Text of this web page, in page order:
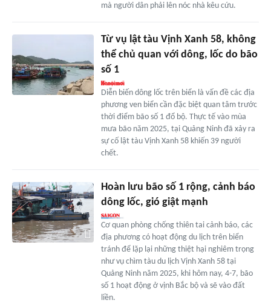
mà người dân phải lên nóc nhà kêu cứu.
Từ vụ lật tàu Vịnh Xanh 58, không
thể chủ quan với dông, lốc do bão
số 1
Diễn biến dông lốc trên biển là vấn đề các địa
phương ven biển cần đặc biệt quan tâm trước
thời điểm bão số 1 đổ bộ. Thực tế vào mùa
mưa bão năm 2025, tại Quảng Ninh đã xảy ra
sự cố lật tàu Vịnh Xanh 58 khiến 39 người
chết.
Hoàn lưu bão số 1 rộng, cảnh báo
dông lốc, gió giật mạnh
Cơ quan phòng chống thiên tai cảnh báo, các
địa phương có hoạt động du lịch trên biển
tránh để lặp lại những thiệt hại nghiêm trọng
như vụ chìm tàu du lịch Vịnh Xanh 58 tại
Quảng Ninh năm 2025, khi hôm nay, 4-7, bão
số 1 hoạt động ở vịnh Bắc bộ và sẽ vào đất
liền.